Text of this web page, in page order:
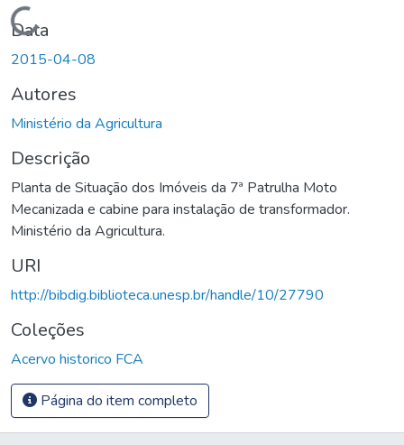
Carregando...
Data
2015-04-08
Autores
Ministério da Agricultura
Descrição
Planta de Situação dos Imóveis da 7ª Patrulha Moto
Mecanizada e cabine para instalação de transformador.
Ministério da Agricultura.
URI
http://bibdig.biblioteca.unesp.br/handle/10/27790
Coleções
Acervo historico FCA
Página do item completo